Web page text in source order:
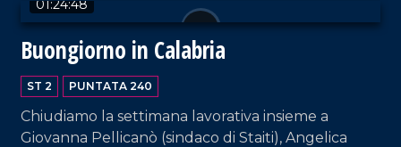
01:24:48
Buongiorno in Calabria
ST 2 PUNTATA 240
Chiudiamo la settimana lavorativa insieme a
Giovanna Pellicanò (sindaco di Staiti), Angelica
VAI AL TITOLO